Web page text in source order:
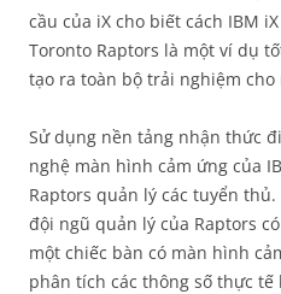
cầu của iX cho biết cách IBM
Toronto Raptors là một ví dụ
tạo ra toàn bộ trải nghiệm
Sử dụng nền tảng nhận thức
nghệ màn hình cảm ứng của
Raptors quản lý các tuyển
đội ngũ quản lý của Raptors
một chiếc bàn có màn hình
phân tích các thông số thực